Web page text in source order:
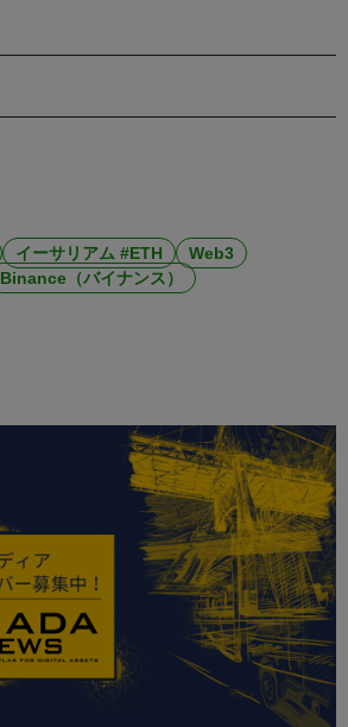
イーサリアム #ETH
Web3
Binance（バイナンス）